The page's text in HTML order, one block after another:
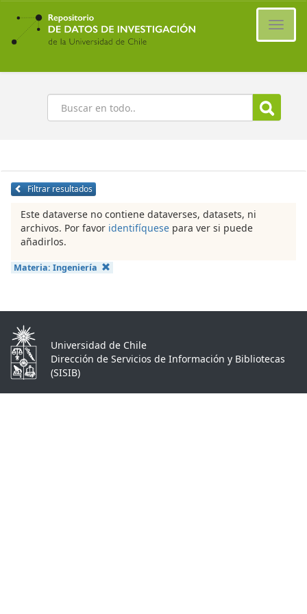
Ir
contenido
principal
Buscar
Filtrar resultados
Este dataverse no contiene dataverses, datasets, ni
archivos. Por favor identifíquese para ver si puede
añadirlos.
Materia: Ingeniería
Universidad de Chile
Dirección de Servicios de Información y Bibliotecas
(SISIB)